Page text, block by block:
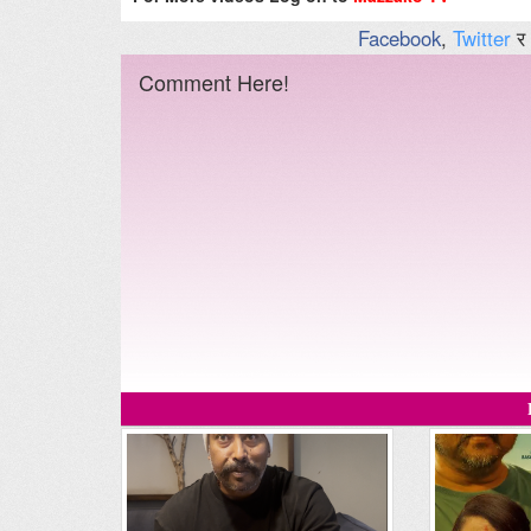
Facebook, Twitterर
Comment Here!